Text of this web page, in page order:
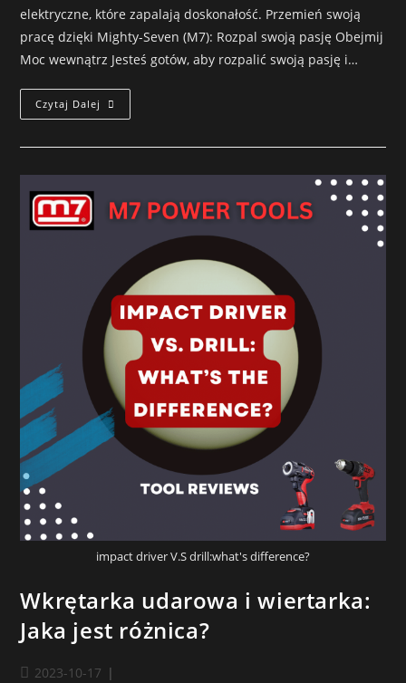
elektryczne, które zapalają doskonałość. Przemień swoją
pracę dzięki Mighty-Seven (M7): Rozpal swoją pasję Obejmij
Moc wewnątrz Jesteś gotów, aby rozpalić swoją pasję i…
Czytaj Dalej
impact driver V.S drill:what's difference?
Wkrętarka udarowa i wiertarka:
Jaka jest różnica?
2023-10-17